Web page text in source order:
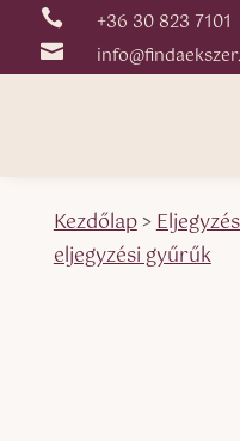
 +36 30 823 7101

Kezdőlap>
eljegyzési gyűrűk